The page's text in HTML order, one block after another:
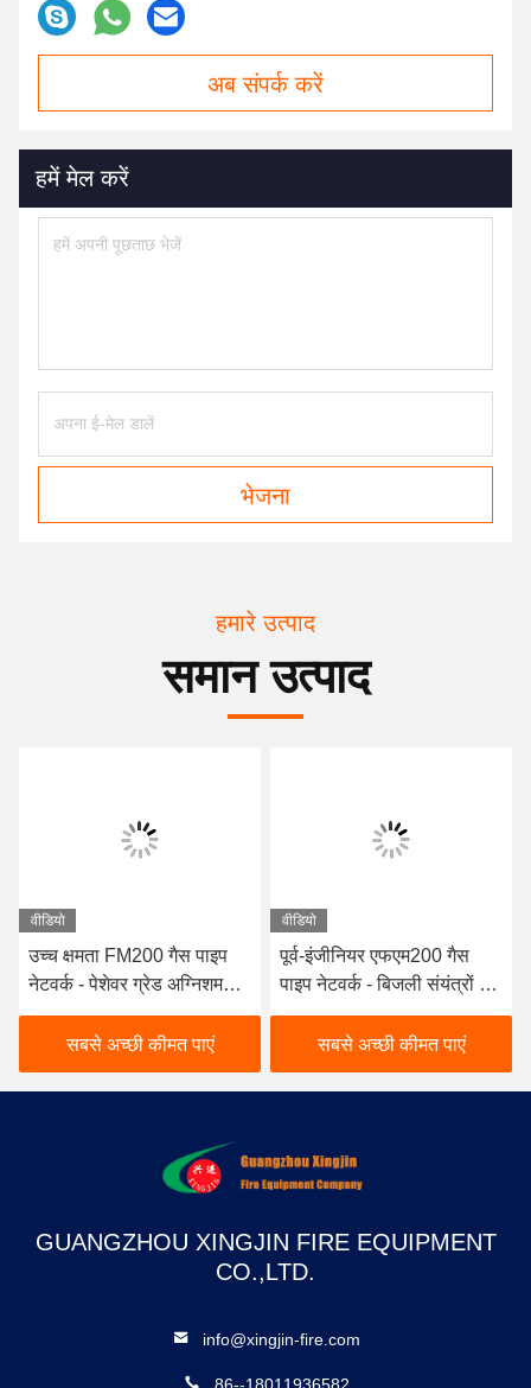
अब संपर्क करें
हमें मेल करें
भेजना
हमारे उत्पाद
समान उत्पाद
वीडियो
उच्च क्षमता FM200 गैस पाइप
नेटवर्क - पेशेवर ग्रेड अग्निशमन
उपकरण
सबसे अच्छी कीमत पाएं
वीडियो
पूर्व-इंजीनियर एफएम200 गैस
पाइप नेटवर्क - बिजली संयंत्रों के
लिए विश्वसनीय निष्क्रिय गैस
प्रणालीसबसे अच्छी कीमत पाएं
GUANGZHOU XINGJIN FIRE EQUIPMENT
CO.,LTD.
info@xingjin-fire.com